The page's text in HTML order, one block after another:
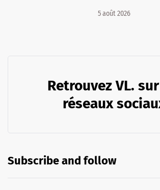
5 août 2026
Retrouvez VL.
réseaux
Subscribe and follow